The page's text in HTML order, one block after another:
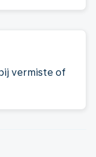
vermiste of